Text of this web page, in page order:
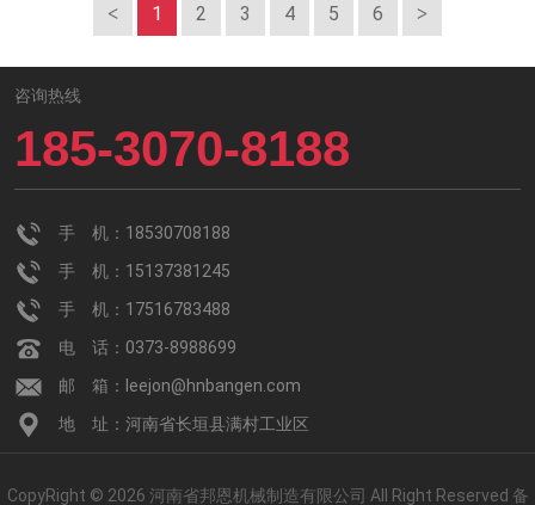
1 2 3 4 5 6
咨询热线
185-3070-8188
手 机：18530708188
手 机：15137381245
手 机：17516783488
电 话：0373-8988699
邮 箱：leejon@hnbangen.com
地 址：河南省长垣县满村工业区
CopyRight © 2026 河南省邦恩机械制造有限公司 All Right Reserved 备